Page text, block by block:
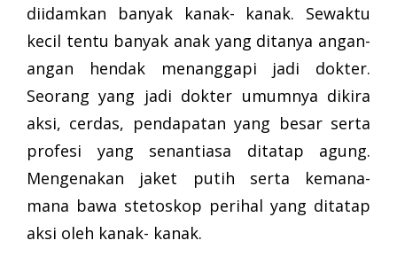
diidamkan banyak kanak- kanak. Sewaktu
kecil tentu banyak anak yang ditanya angan-
angan hendak menanggapi jadi dokter.
Seorang yang jadi dokter umumnya dikira
aksi, cerdas, pendapatan yang besar serta
profesi yang senantiasa ditatap agung.
Mengenakan jaket putih serta kemana-
mana bawa stetoskop perihal yang ditatap
aksi oleh kanak- kanak.